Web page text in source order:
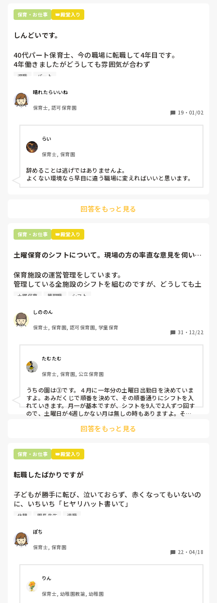
保育・お仕事 👑殿堂入り
しんどいです。
40代パート保育士、今の職場に転職して4年目です。
4年働きましたがどうしても雰囲気が合わず
退職しようと思っています。
周りの職員は、勤続10年以上から何十年という先生がほとん
どです。
保護者子どもの愚痴悪口が多く、
今で言う不適切保育も
仕方ないよね
もう何も言わずに
子どもの言いなりになればいいんだね
などいう意見で…
上の先生に相談することは難しそうです。
最後の職場にしようと思っていましたが
辞めることは逃げ、と、過去辞めた人も何年も言われ続けて
います
退職 パート
晴れたらいいね
保育士, 認可保育園
19 ・ 01/02
らい
保育士, 保育園
辞めることは逃げではありませんよ。
よくない環境なら早目に違う職場に変えればいいと思います。
回答をもっと見る
保育・お仕事 👑殿堂入り
土曜保育のシフトについて。現場の方の率直な意見を伺いた
保育施設の運営管理をしています。
管理している全施設のシフトを組むのですが、どうしても土
曜保育だけは入れる方が少なく、いつも苦労しています。
て入職しているはずですが、いざ勤務が始まると一日も土曜
出勤が出来ない方ばかりです。
①土曜日の希望休は2日まで、と制限をかける
②毎月、必ず土曜保育に入ることのできる日を1日だけピッ
クアップしてもらう
③仮シフトが出た時、土曜出勤が難しければ自身で代わりの
人を交渉して見つけてもらう
上記のいずれかの対策を取り入れることを考えています。
土曜保育 管理職 シフト
しののん
保育士, 保育園, 認可保育園, 学童保育
31 ・ 12/22
たむたむ
保育士, 保育園, 公立保育園
うちの園は③です。４月に一年分の土曜日出勤日を決めていま
すよ。あみだくじで順番を決めて、その順番通りにシフトを入
れていきます。月一が基本ですが、シフトを9人で2人ずつ回す
ので、土曜日が4週しかない月は無しの時もありますよ。その
て貰い、主任に報告してます。
回答をもっと見る
保育・お仕事 👑殿堂入り
転職したばかりですが
子どもが勝手に転び、泣いておらず、赤くなってもいないの
に、いちいち「ヒヤリハット書いて」
と書かされ
（そう言う本人は書かない）
しかも、上司に↑この内容でも
ちゃんと考えて対策を練って書き込むようにと。
呼ばれて一緒に対策を考えさせられること多数
これだけで30〜40分拘束されて辛いです
休憩 園長先生 退職
ぽち
保育士, 保育園
22 ・ 04/18
りん
保育士, 幼稚園教諭, 幼稚園